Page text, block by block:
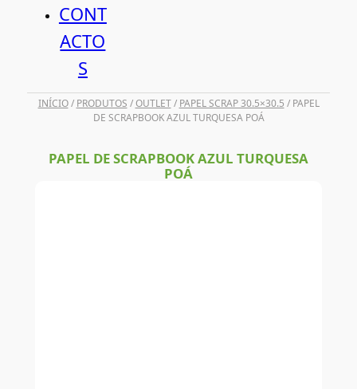
CONT
ACTO
S
INÍCIO/ PRODUTOS /OUTLET/ PAPEL SCRAP 30.5×30.5 / PAPEL
DE SCRAPBOOK AZUL TURQUESA POÁ
PAPEL DE SCRAPBOOK AZUL TURQUESA
POÁ